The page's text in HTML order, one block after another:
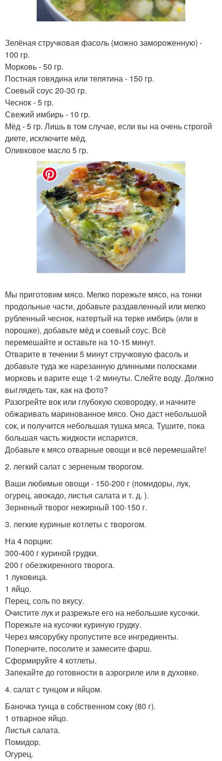
Зелёная стручковая фасоль (можно замороженную) -
100 гр.
Морковь - 50 гр.
Постная говядина или телятина - 150 гр.
Соевый соус 20-30 гр.
Чеснок - 5 гр.
Свежий имбирь - 10 гр.
Мёд - 5 гр. Лишь в том случае, если вы на очень строгой
диете, исключите мёд.
Оливковое масло 5 гр.
Мы приготовим мясо. Мелко порежьте мясо, на тонки
продольные части, добавьте раздавленный или мелко
рубленный чеснок, натертый на терке имбирь (или в
порошке), добавьте мёд и соевый соус. Всё
перемешайте и оставьте на 10-15 минут.
Отварите в течении 5 минут стручковую фасоль и
добавьте туда же нарезанную длинными полосками
морковь и варите еще 1-2 минуты. Слейте воду. Должно
выглядеть так, как на фото?
Разогрейте вок или глубокую сковородку, и начните
обжаривать маринованное мясо. Оно даст небольшой
сок, и получится небольшая тушка мяса. Тушите, пока
большая часть жидкости испарится.
Добавьте к мясо отварные овощи и всё перемешайте!
2. легкий салат с зерненым творогом.
Ваши любимые овощи - 150-200 г (помидоры, лук,
огурец, авокадо, листья салата и т. д. ).
Зерненый творог нежирный 100-150 г.
3. легкие куриные котлеты с творогом.
На 4 порции:
300-400 г куриной грудки.
200 г обезжиренного творога.
1 луковица.
1 яйцо.
Перец, соль по вкусу.
Очистите лук и разрежьте его на небольшие кусочки.
Порежьте на кусочки куриную грудку.
Через мясорубку пропустите все ингредиенты.
Поперчите, посолите и замесите фарш.
Сформируйте 4 котлеты.
Запекайте до готовности в аэрогриле или в духовке.
4. cалат с тунцом и яйцом.
Баночка тунца в собственном соку (80 г).
1 отварное яйцо.
Листья салата.
Помидор.
Огурец.